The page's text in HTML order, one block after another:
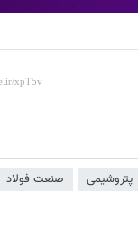
پتروشیمی صنعت فولاد